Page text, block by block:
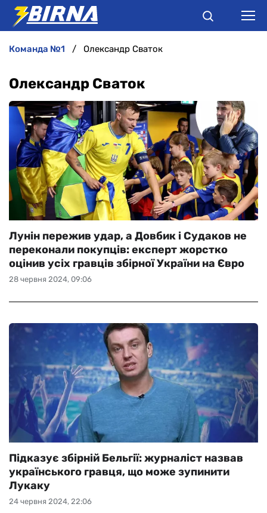
ІНТЕРВ'Ю
РІЗНЕ
БУКМЕКЕРИ
команда №1 Олександр Сваток
Олександр Сваток
28 червня 2024, 09:06
Лунін пережив удар, а Довбик і Судаков не
переконали покупців: експерт жорстко
оцінив усіх гравців збірної України на Євро
24 червня 2024, 22:06
Підказує збірній Бельгії: журналіст назвав
українського гравця, що може зупинити
Лукаку